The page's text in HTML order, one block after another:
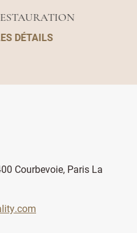
DÉTAILS
Courbevoie, Paris La